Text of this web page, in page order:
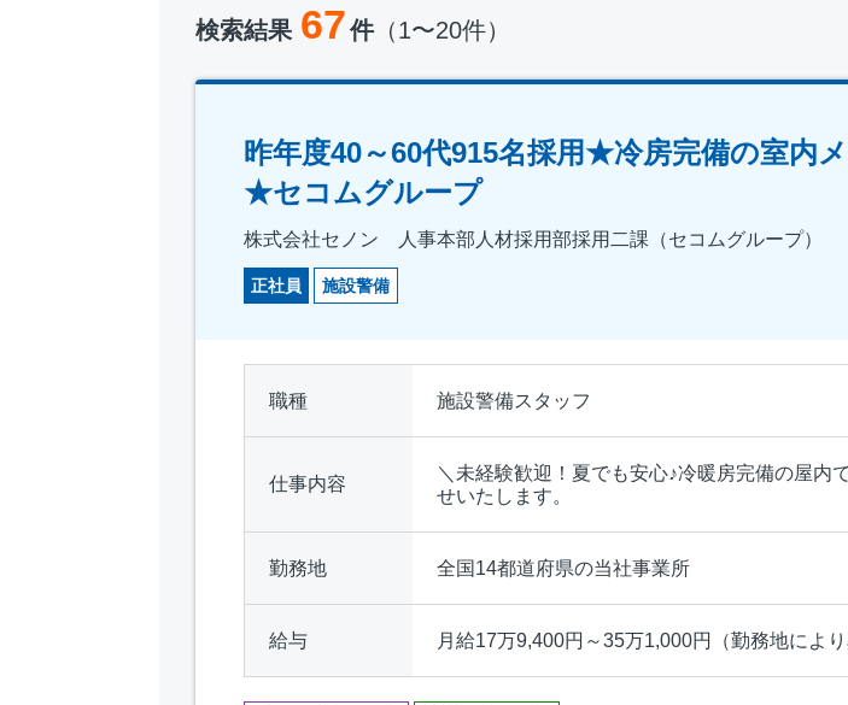
検索結果 67件（1〜20件）
昨年度40～60代915名採用★冷房完備の室内
★セコムグループ
株式会社セノン 人事本部人材採用部採用二課（セコムグループ）
正社員 施設警備
職種 施設警備スタッフ
仕事内容
＼未経験歓迎！夏でも安心♪冷暖房完備の屋内
せいたします。
勤務地 全国14都道府県の当社事業所
給与 月給17万9,400円～35万1,000円（勤務地によ